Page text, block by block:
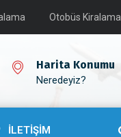
Otobüs Kiralama
Harita Konumu
Neredeyiz?
İLETİŞİM